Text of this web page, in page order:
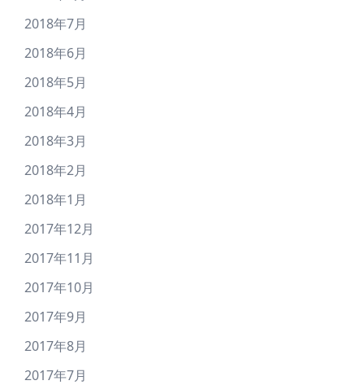
2018年7月
2018年6月
2018年5月
2018年4月
2018年3月
2018年2月
2018年1月
2017年12月
2017年11月
2017年10月
2017年9月
2017年8月
2017年7月